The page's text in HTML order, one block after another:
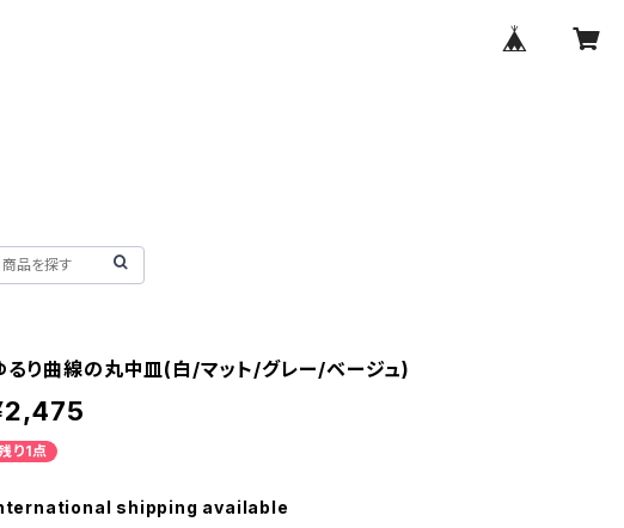
るり曲線の丸中皿(白/マット/グレー/ベージュ)
り1点
shipping available